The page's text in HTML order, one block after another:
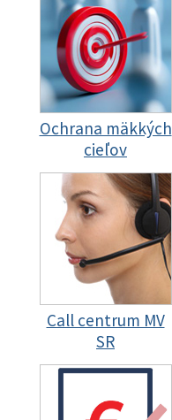
Ochrana mäkkých
cieľov
Call centrum MV
SR